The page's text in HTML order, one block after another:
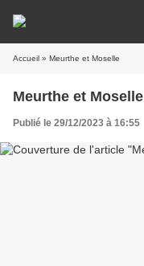
Accueil » Meurthe et Moselle
Meurthe et Moselle
Publié le 29/12/2023 à 16:55